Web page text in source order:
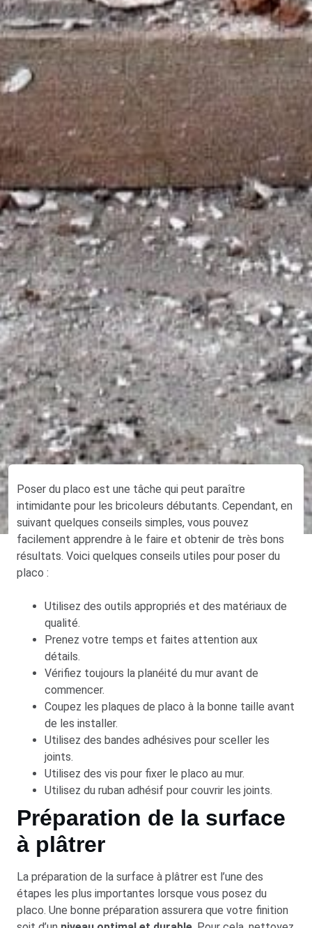
Poser du placo est une tâche qui peut paraître
intimidante pour les bricoleurs débutants. Cependant, en
suivant quelques conseils simples, vous pouvez
facilement apprendre à le faire et obtenir de très bons
résultats. Voici quelques conseils utiles pour poser du
placo :
Utilisez des outils appropriés et des matériaux de
qualité.
Prenez votre temps et faites attention aux
détails.
Vérifiez toujours la planéité du mur avant de
commencer.
Coupez les plaques de placo à la bonne taille avant
de les installer.
Utilisez des bandes adhésives pour sceller les
joints.
Utilisez des vis pour fixer le placo au mur.
Utilisez du ruban adhésif pour couvrir les joints.
Préparation de la surface
à plâtrer
La préparation de la surface à plâtrer est l’une des
étapes les plus importantes lorsque vous posez du
placo. Une bonne préparation assurera que votre finition